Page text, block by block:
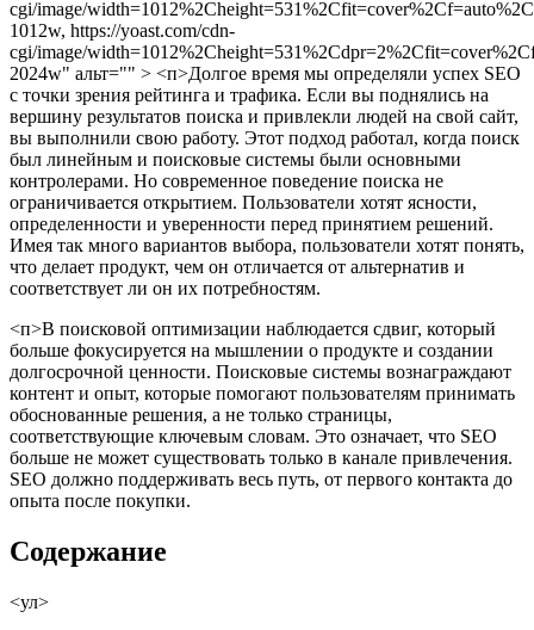
cgi/image/
1012w, https://yoast.com/cdn-
cgi/image/
2024w" альт="" > <п>Долгое время мы определяли успех SEO
с точки зрения рейтинга и трафика. Если вы поднялись на
вершину результатов поиска и привлекли людей на свой сайт,
вы выполнили свою работу. Этот подход работал, когда поиск
был линейным и поисковые системы были основными
контролерами. Но современное поведение поиска не
ограничивается открытием. Пользователи хотят ясности,
определенности и уверенности перед принятием решений.
Имея так много вариантов выбора, пользователи хотят понять,
что делает продукт, чем он отличается от альтернатив и
соответствует ли он их потребностям.
<п>В поисковой оптимизации наблюдается сдвиг, который
больше фокусируется на мышлении о продукте и создании
долгосрочной ценности. Поисковые системы вознаграждают
контент и опыт, которые помогают пользователям принимать
обоснованные решения, а не только страницы,
соответствующие ключевым словам. Это означает, что SEO
больше не может существовать только в канале привлечения.
SEO должно поддерживать весь путь, от первого контакта до
опыта после покупки.
Содержание
<ул>